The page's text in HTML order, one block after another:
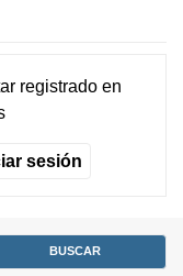
registradoen
sesión